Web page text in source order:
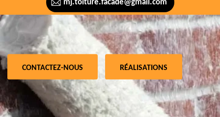
mj.toiture.facade@gmail.com
CONTACTEZ-NOUS RÉALISATIONS